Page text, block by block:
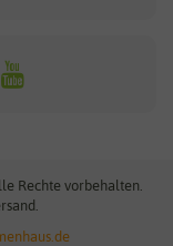
Rechte vorbehalten.